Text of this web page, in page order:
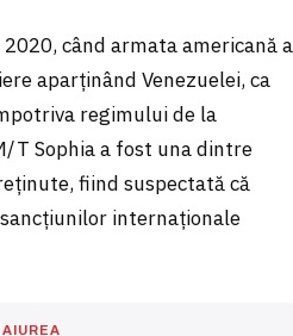
când armata americană a
aparținând Venezuelei, ca
regimului de la
T Sophia a fost una dintre
fiind suspectată că
internaționale